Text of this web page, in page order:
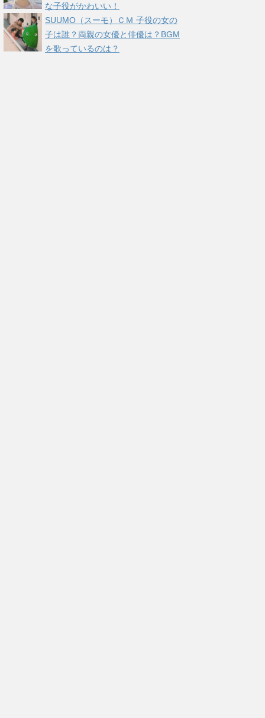
な子役がかわいい！
SUUMO（スーモ）ＣＭ 子役の女の
子は誰？両親の女優と俳優は？BGM
を歌っているのは？